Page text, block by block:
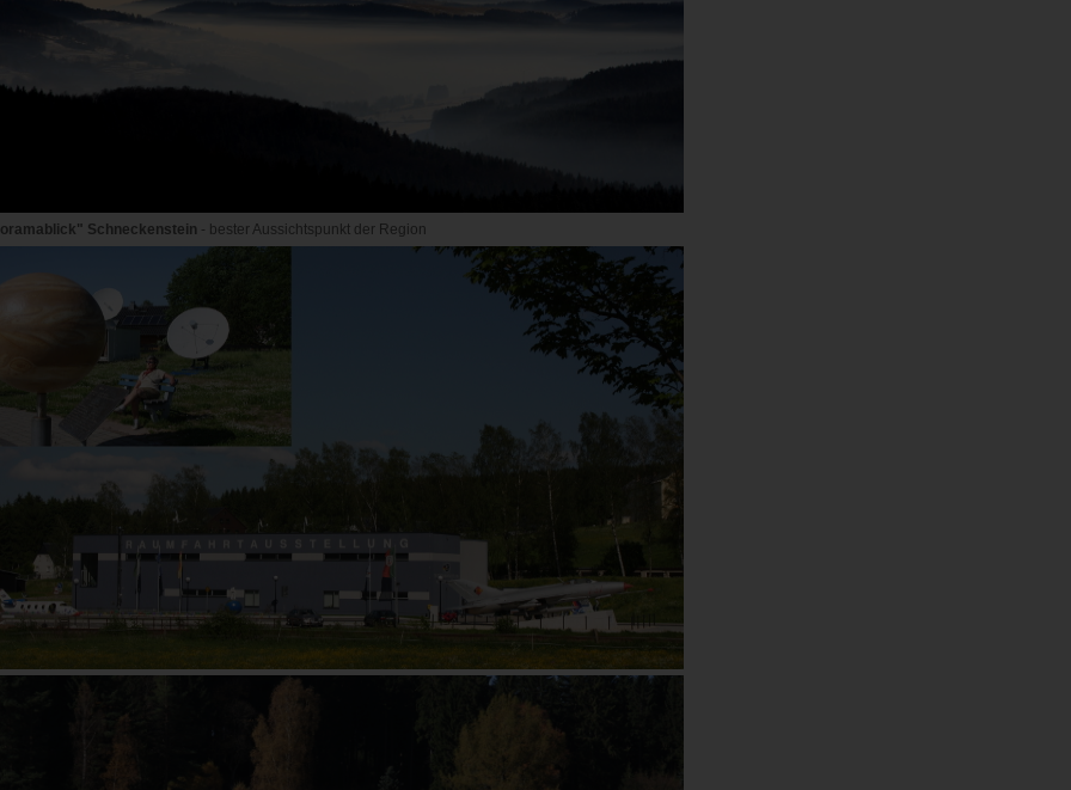
Schneckenstein - bester Aussichtspunkt der Region